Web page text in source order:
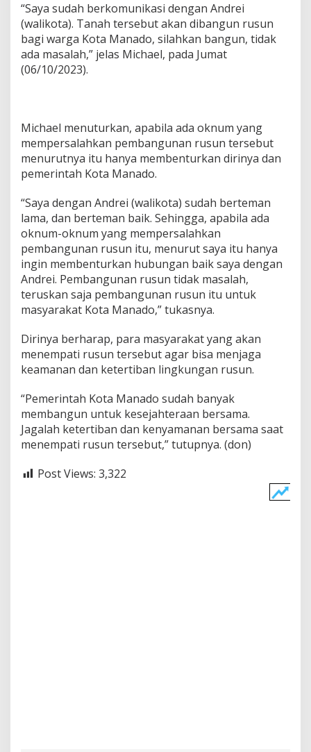
“Saya sudah berkomunikasi dengan Andrei
(walikota). Tanah tersebut akan dibangun rusun
bagi warga Kota Manado, silahkan bangun, tidak
ada masalah,” jelas Michael, pada Jumat
(06/10/2023).
Michael menuturkan, apabila ada oknum yang
mempersalahkan pembangunan rusun tersebut
menurutnya itu hanya membenturkan dirinya dan
pemerintah Kota Manado.
“Saya dengan Andrei (walikota) sudah berteman
lama, dan berteman baik. Sehingga, apabila ada
oknum-oknum yang mempersalahkan
pembangunan rusun itu, menurut saya itu hanya
ingin membenturkan hubungan baik saya dengan
Andrei. Pembangunan rusun tidak masalah,
teruskan saja pembangunan rusun itu untuk
masyarakat Kota Manado,” tukasnya.
Dirinya berharap, para masyarakat yang akan
menempati rusun tersebut agar bisa menjaga
keamanan dan ketertiban lingkungan rusun.
“Pemerintah Kota Manado sudah banyak
membangun untuk kesejahteraan bersama.
Jagalah ketertiban dan kenyamanan bersama saat
menempati rusun tersebut,” tutupnya. (don)
Post Views: 3,322